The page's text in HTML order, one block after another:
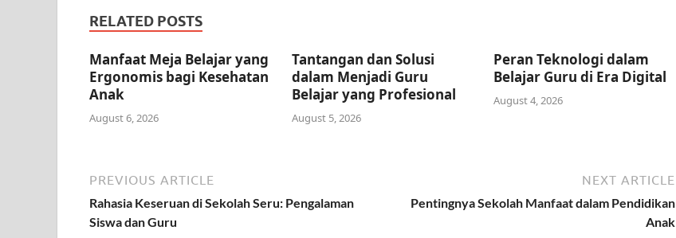
RELATED POSTS
Manfaat Meja Belajar yang
Ergonomis bagi Kesehatan
Anak
August 6, 2026
Tantangan dan Solusi
dalam Menjadi Guru
Belajar yang Profesional
August 5, 2026
Peran Teknologi dalam
Belajar Guru di Era Digital
August 4, 2026
PREVIOUS ARTICLE
Rahasia Keseruan di Sekolah Seru: Pengalaman
Siswa dan Guru
NEXT ARTICLE
Pentingnya Sekolah Manfaat dalam Pendidikan
Anak